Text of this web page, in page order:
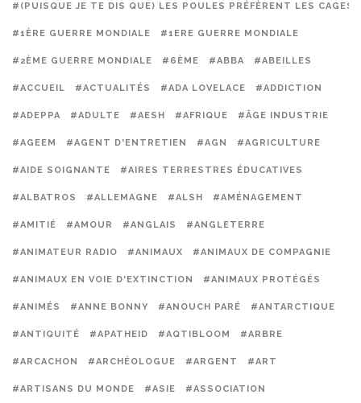
#(PUISQUE JE TE DIS QUE) LES POULES PRÉFÈRENT LES CAGES
#1ÈRE GUERRE MONDIALE #1ERE GUERRE MONDIALE
#2ÈME GUERRE MONDIALE #6ÈME #ABBA #ABEILLES
#ACCUEIL #ACTUALITÉS #ADA LOVELACE #ADDICTION
#ADEPPA #ADULTE #AESH #AFRIQUE #ÂGE INDUSTRIE
#AGEEM #AGENT D'ENTRETIEN #AGN #AGRICULTURE
#AIDE SOIGNANTE #AIRES TERRESTRES ÉDUCATIVES
#ALBATROS #ALLEMAGNE #ALSH #AMÉNAGEMENT
#AMITIÉ #AMOUR #ANGLAIS #ANGLETERRE
#ANIMATEUR RADIO #ANIMAUX #ANIMAUX DE COMPAGNIE
#ANIMAUX EN VOIE D'EXTINCTION #ANIMAUX PROTÉGÉS
#ANIMÉS #ANNE BONNY #ANOUCH PARÉ #ANTARCTIQUE
#ANTIQUITÉ #APATHEID #AQTIBLOOM #ARBRE
#ARCACHON #ARCHÉOLOGUE #ARGENT #ART
#ARTISANS DU MONDE #ASIE #ASSOCIATION